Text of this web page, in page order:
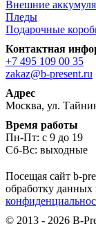
Внешние
Пледы
Подарочные
Контактная
+7 495 109 00 35
zakaz@b-present.ru
Адрес
Москва, ул.
Время работы
Пн-Пт: с 9 до 19
Сб-Вс: выходные
Посещая сайт b-
обработку данных
© 2013 - 2026 B-